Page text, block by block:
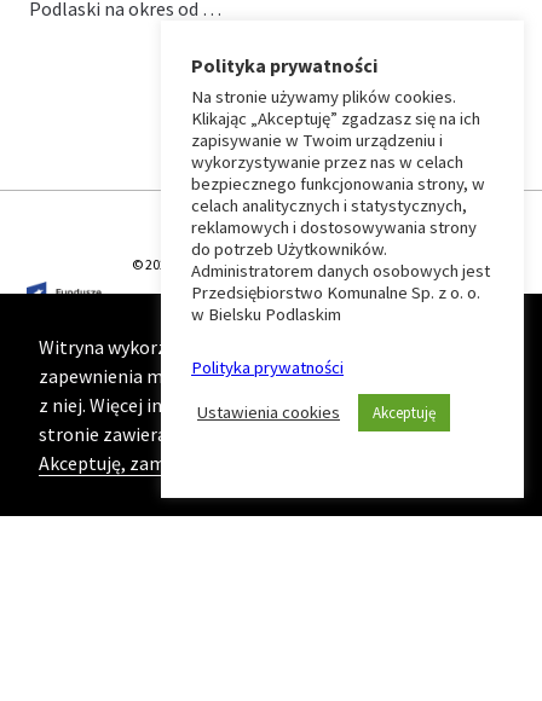
Podlaski na okres od …
⏶
Wróć
do
początku
strony
© 2026 T-Matic Grupa Computer Plus Sp. z o.o.
Witryna wykorzystuje ciasteczka (cookies) w celu
zapewnienia maksymalnej wygody podczas korzystania
z niej. Więcej informacji na ten temat znajduje się na
stronie zawierającej naszą
Politykę prywatności
Akceptuję, zamknij komunikat
Polityka prywatności
Na stronie używamy plików cookies.
Klikając „Akceptuję” zgadzasz się na ich
zapisywanie w Twoim urządzeniu i
wykorzystywanie przez nas w celach
bezpiecznego funkcjonowania strony, w
celach analitycznych i statystycznych,
reklamowych i dostosowywania strony
do potrzeb Użytkowników.
Administratorem danych osobowych jest
Przedsiębiorstwo Komunalne Sp. z o. o.
w Bielsku Podlaskim
Polityka prywatności
Ustawienia cookies Akceptuję